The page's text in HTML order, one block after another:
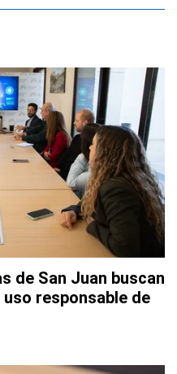
de San Juan buscan
responsable de